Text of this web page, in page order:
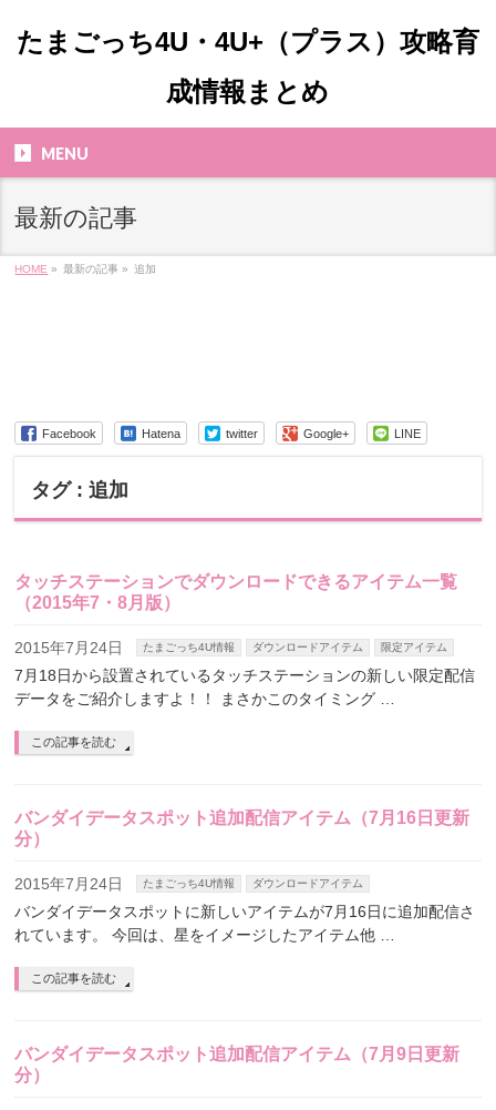
たまごっち4U・4U+（プラス）攻略育
成情報まとめ
MENU
最新の記事
HOME » 最新の記事 » 追加
Facebook Hatena twitter Google+ LINE
タグ : 追加
タッチステーションでダウンロードできるアイテム一覧
（2015年7・8月版）
2015年7月24日 たまごっち4U情報 ダウンロードアイテム 限定アイテム
7月18日から設置されているタッチステーションの新しい限定配信
データをご紹介しますよ！！ まさかこのタイミング …
この記事を読む
バンダイデータスポット追加配信アイテム（7月16日更新
分）
2015年7月24日 たまごっち4U情報 ダウンロードアイテム
バンダイデータスポットに新しいアイテムが7月16日に追加配信さ
れています。 今回は、星をイメージしたアイテム他 …
この記事を読む
バンダイデータスポット追加配信アイテム（7月9日更新
分）